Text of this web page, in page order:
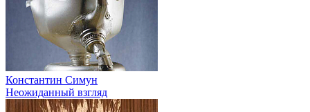
Константин Симун
Неожиданный взгляд